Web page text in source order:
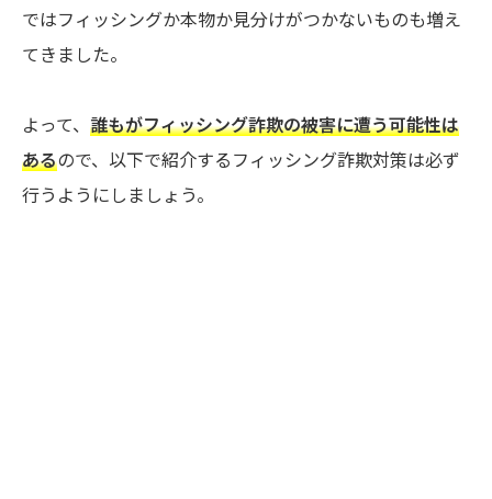
ではフィッシングか本物か見分けがつかないものも増え
てきました。
よって、 誰もがフィッシング詐欺の被害に遭う可能性は
あるので、以下で紹介するフィッシング詐欺対策は必ず
行うようにしましょう。